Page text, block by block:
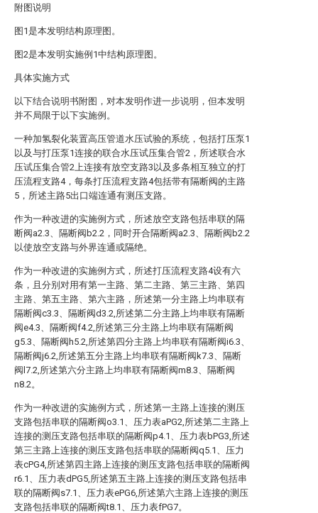
附图说明
图1是本发明结构原理图。
图2是本发明实施例1中结构原理图。
具体实施方式
以下结合说明书附图，对本发明作进一步说明，但本发明
并不局限于以下实施例。
一种加氢裂化装置高压管道水压试验的系统，包括打压泵1
以及与打压泵1连接的联合水压试压集合管2，所述联合水
压试压集合管2上连接有放空支路3以及多条相互独立的打
压流程支路4，每条打压流程支路4包括带有隔断阀的主路
5，所述主路5出口端连通有测压支路。
作为一种改进的实施例方式，所述放空支路包括串联的隔
断阀a2.3、隔断阀b2.2，同时开合隔断阀a2.3、隔断阀b2.2
以使放空支路与外界连通或隔绝。
作为一种改进的实施例方式，所述打压流程支路4设有六
条，且分别对用有第一主路、第二主路、第三主路、第四
主路、第五主路、第六主路，所述第一分主路上均串联有
隔断阀c3.3、隔断阀d3.2,所述第二分主路上均串联有隔断
阀e4.3、隔断阀f4.2,所述第三分主路上均串联有隔断阀
g5.3、隔断阀h5.2,所述第四分主路上均串联有隔断阀i6.3、
隔断阀j6.2,所述第五分主路上均串联有隔断阀k7.3、隔断
阀l7.2,所述第六分主路上均串联有隔断阀m8.3、隔断阀
n8.2。
作为一种改进的实施例方式，所述第一主路上连接的测压
支路包括串联的隔断阀o3.1、压力表aPG2,所述第二主路上
连接的测压支路包括串联的隔断阀p4.1、压力表bPG3,所述
第三主路上连接的测压支路包括串联的隔断阀q5.1、压力
表cPG4,所述第四主路上连接的测压支路包括串联的隔断阀
r6.1、压力表dPG5,所述第五主路上连接的测压支路包括串
联的隔断阀s7.1、压力表ePG6,所述第六主路上连接的测压
支路包括串联的隔断阀t8.1、压力表fPG7。